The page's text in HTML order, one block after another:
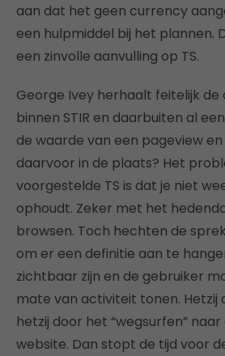
aan dat het geen currency
een hulpmiddel bij het plannen.
een zinvolle aanvulling op TS.
George Ivey herhaalt feitelijk de
binnen STIR en daarbuiten al
de waarde van een pageview
daarvoor in de plaats? Het
voorgestelde TS is dat je niet
ophoudt. Zeker met het
browsen. Toch hechten de
om er een definitie aan te
zichtbaar zijn en de gebruiker
mate van activiteit tonen. Hetzij
hetzij door het “wegsurfen”
website. Dan stopt de tijd voor